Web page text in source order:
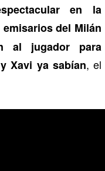
en la
emisarios del Milán
al jugador para
Xavi ya sabían, el